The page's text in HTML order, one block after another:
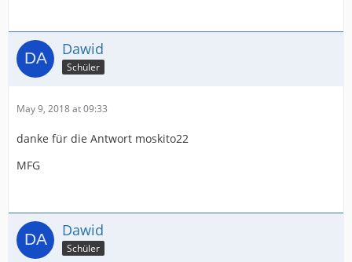
Dawid
Schüler
May 9, 2018 at 09:33
danke für die Antwort moskito22
MFG
Dawid
Schüler